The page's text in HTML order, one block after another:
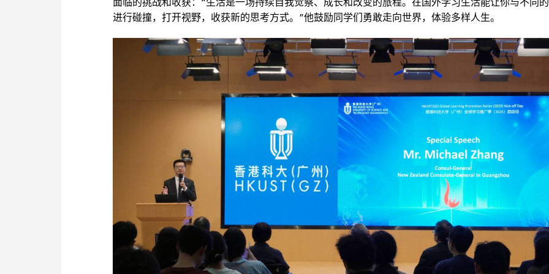
进行碰撞，打开视野，收获新的思考方式。”他鼓励同学们勇敢走向世界，体验多样人生。